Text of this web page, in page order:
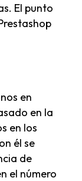
El punto
en
en la
en los
él se
de
el número